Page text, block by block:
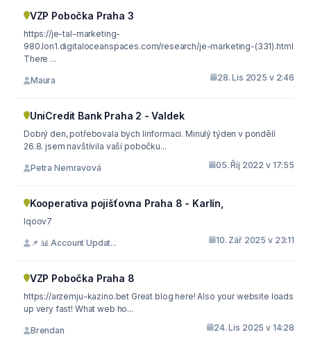
VZP Pobočka Praha 3
https://je-tal-marketing-
980.lon1.digitaloceanspaces.com/research/je-marketing-(331).html
There ...
Maura 28. Lis 2025 v 2:46
UniCredit Bank Praha 2 - Valdek
Dobrý den, potřebovala bych linformaci. Minulý týden v pondělí
26.8. jsem navštívila vaší pobočku...
Petra Nemravová 05. Říj 2022 v 17:55
Kooperativa pojišťovna Praha 8 - Karlín,
lqoov7
📌 📊 Account Updat... 10. Zář 2025 v 23:11
VZP Pobočka Praha 8
https://arzemju-kazino.bet Great blog here! Also your website loads
up very fast! What web ho...
Brendan 24. Lis 2025 v 14:28